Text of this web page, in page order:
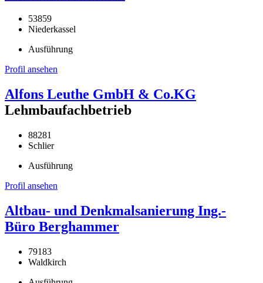
53859
Niederkassel
Ausführung
Profil ansehen
Alfons Leuthe GmbH & Co.KG
Lehmbaufachbetrieb
88281
Schlier
Ausführung
Profil ansehen
Altbau- und Denkmalsanierung Ing.-
Büro Berghammer
79183
Waldkirch